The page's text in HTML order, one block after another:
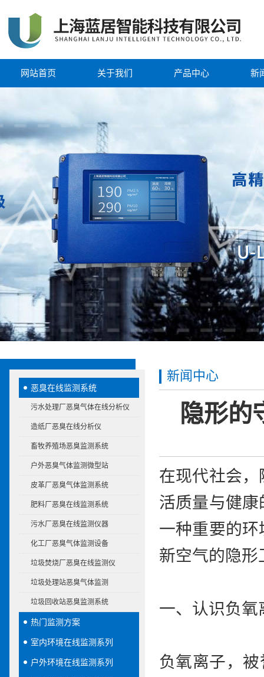
网站首页 关于我们 产品中心 新
恶臭在线监测系统
污水处理厂恶臭气体在线分析仪
造纸厂恶臭在线分析仪
畜牧养殖场恶臭监测系统
户外恶臭气体监测微型站
皮革厂恶臭气体监测系统
肥料厂恶臭在线监测系统
污水厂恶臭在线监测仪器
化工厂恶臭气体监测设备
垃圾焚烧厂恶臭在线监测仪
垃圾处理站恶臭气体监测
垃圾回收站恶臭监测系统
热门监测方案
室内环境在线监测系列
户外环境在线监测系列
新闻中心
隐形的
在现代社会
活质量与健
一种重要的
新空气的隐形
一、认识负氧
负氧离子，